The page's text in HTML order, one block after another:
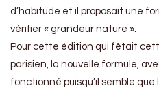
d’habitude et il proposait une
vérifier « grandeur nature ».
Pour cette édition qui fêtait
parisien, la nouvelle formule,
fonctionné puisqu’il semble